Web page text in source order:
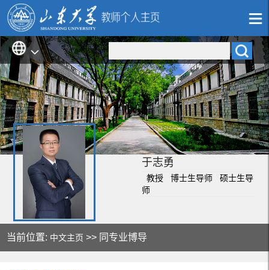
于志勇
教授 博士生导师 硕士生导
师
当前位置: 中文主页 >> 同专业博导